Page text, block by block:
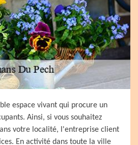
espace vivant qui procure un
Ainsi, si vous souhaitez
votre localité, l'entreprise client
En activité dans toute la ville